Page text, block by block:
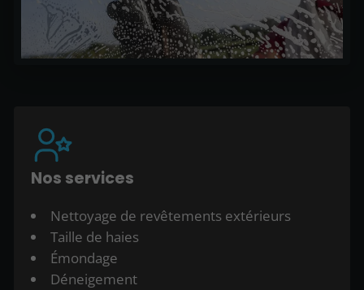
Nos services
Nettoyage de revêtements extérieurs
Taille de haies
Émondage
Déneigement